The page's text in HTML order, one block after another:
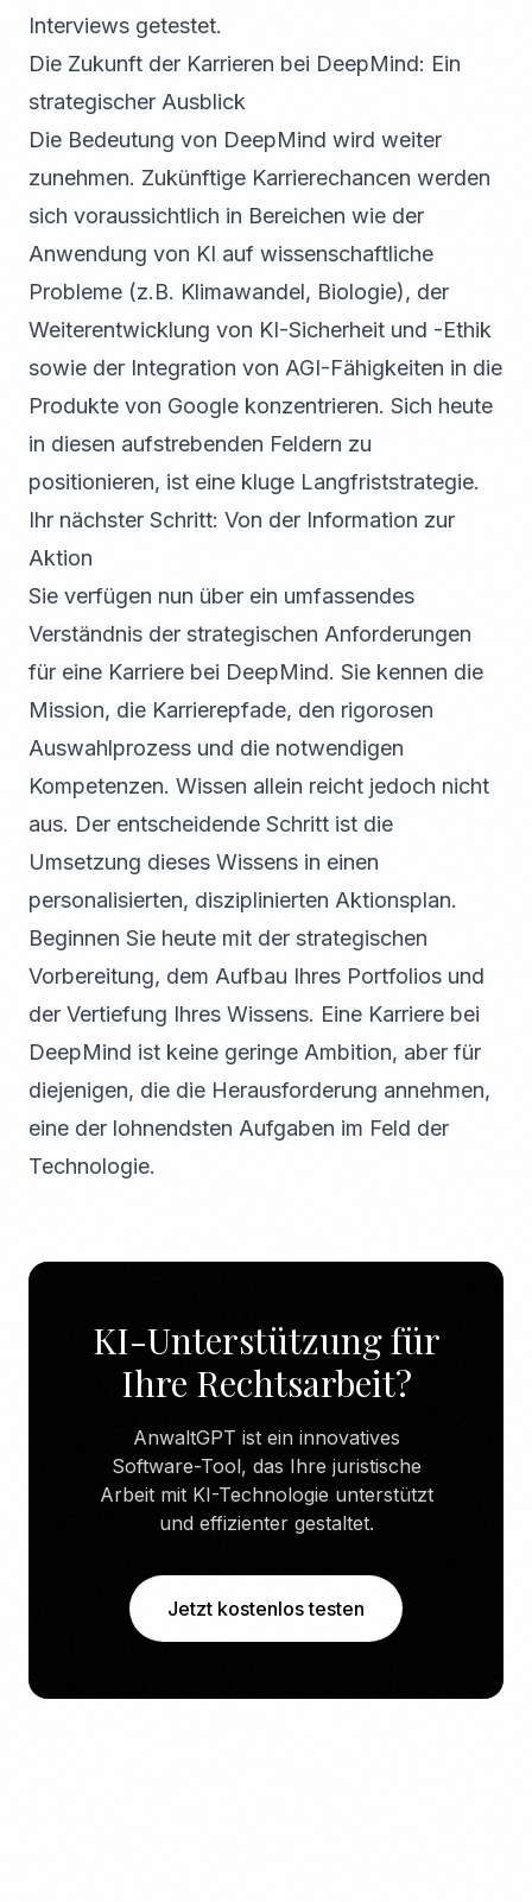
Interviews getestet.
Die Zukunft der Karrieren bei DeepMind: Ein
strategischer Ausblick
Die Bedeutung von DeepMind wird weiter
zunehmen. Zukünftige Karrierechancen werden
sich voraussichtlich in Bereichen wie der
Anwendung von KI auf wissenschaftliche
Probleme (z.B. Klimawandel, Biologie), der
Weiterentwicklung von KI-Sicherheit und -Ethik
sowie der Integration von AGI-Fähigkeiten in die
Produkte von Google konzentrieren. Sich heute
in diesen aufstrebenden Feldern zu
positionieren, ist eine kluge Langfriststrategie.
Ihr nächster Schritt: Von der Information zur
Aktion
Sie verfügen nun über ein umfassendes
Verständnis der strategischen Anforderungen
für eine Karriere bei DeepMind. Sie kennen die
Mission, die Karrierepfade, den rigorosen
Auswahlprozess und die notwendigen
Kompetenzen. Wissen allein reicht jedoch nicht
aus. Der entscheidende Schritt ist die
Umsetzung dieses Wissens in einen
personalisierten, disziplinierten Aktionsplan.
Beginnen Sie heute mit der strategischen
Vorbereitung, dem Aufbau Ihres Portfolios und
der Vertiefung Ihres Wissens. Eine Karriere bei
DeepMind ist keine geringe Ambition, aber für
diejenigen, die die Herausforderung annehmen,
eine der lohnendsten Aufgaben im Feld der
Technologie.
KI-Unterstützung für
Ihre Rechtsarbeit?
AnwaltGPT ist ein innovatives
Software-Tool, das Ihre juristische
Arbeit mit KI-Technologie unterstützt
und effizienter gestaltet.
Jetzt kostenlos testen